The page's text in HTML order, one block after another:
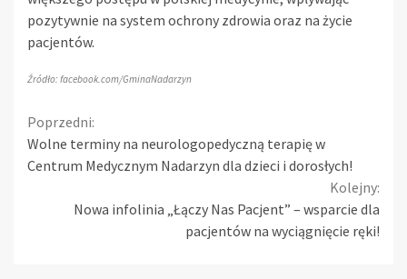
pozytywnie na system ochrony zdrowia oraz na życie
pacjentów.
Źródło: facebook.com/GminaNadarzyn
Continue
Reading
Poprzedni:
Wolne terminy na neurologopedyczną terapię w
Centrum Medycznym Nadarzyn dla dzieci i dorosłych!
Kolejny:
Nowa infolinia „Łączy Nas Pacjent” – wsparcie dla
pacjentów na wyciągnięcie ręki!